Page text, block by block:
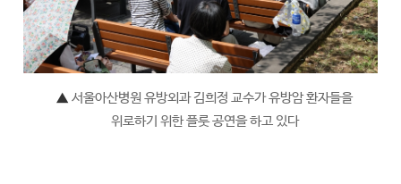
▲서울아산병원 유방외과 김희정 교수가 유방암 환자들을
위로하기 위한 플룻 공연을 하고 있다